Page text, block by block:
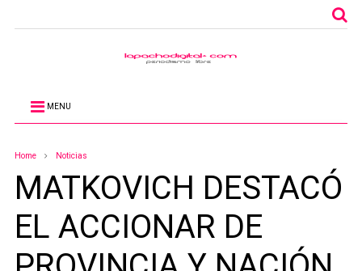
MENU
Home Noticias
MATKOVICH DESTACÓ
EL ACCIONAR DE